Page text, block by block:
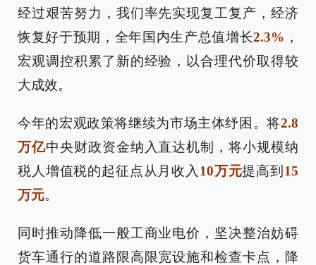
经过艰苦努力，我们率先实现复工复产，经济
恢复好于预期，全年国内生产总值增长2.3% ，
宏观调控积累了新的经验，以合理代价取得较
大成效。
今年的宏观政策将继续为市场主体纾困。将2.8
万亿中央财政资金纳入直达机制，将小规模纳
税人增值税的起征点从月收入 10万元提高到 15
万元。
同时推动降低一般工商业电价，坚决整治妨碍
货车通行的道路限高限宽设施和检查卡点，降